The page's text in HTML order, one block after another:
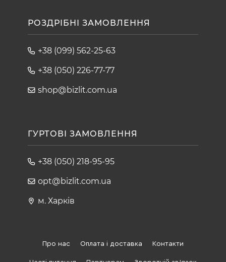
РОЗДРІБНІ ЗАМОВЛЕННЯ
+38 (099) 562-25-63
+38 (050) 226-77-77
shop@bizlit.com.ua
ГУРТОВІ ЗАМОВЛЕННЯ
+38 (050) 218-95-95
opt@bizlit.com.ua
м. Харків
Про нас Оплата і доставка Контакти